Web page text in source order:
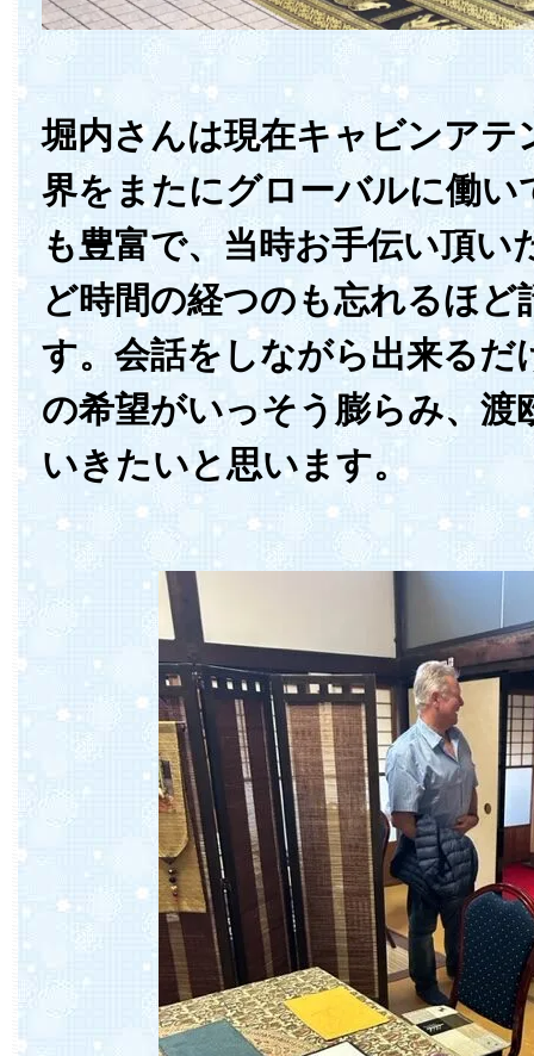
堀内さんは現在キャビンアテ
界をまたにグローバルに働い
も豊富で、当時お手伝い頂い
ど時間の経つのも忘れるほど
す。会話をしながら出来るだ
の希望がいっそう膨らみ、渡
いきたいと思います。